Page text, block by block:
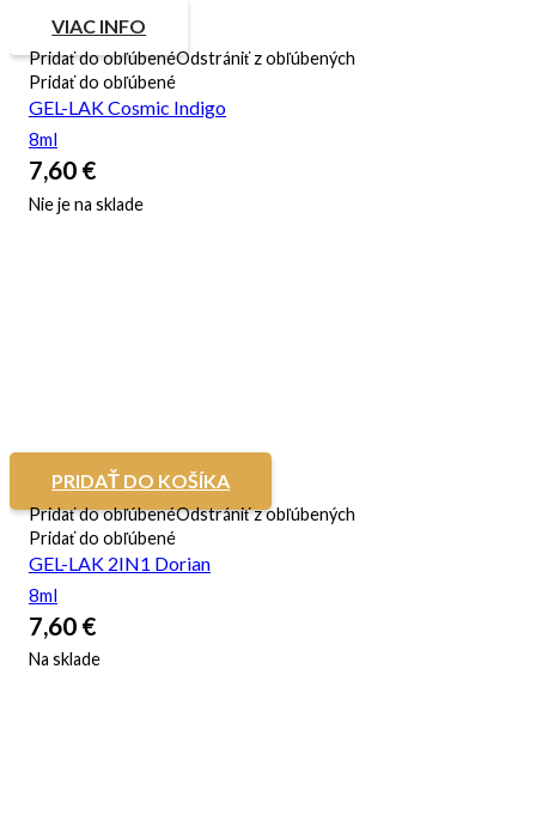
VIAC INFO
Pridať do obľúbenéOdstrániť z obľúbených
Pridať do obľúbené
GEL-LAK Cosmic Indigo
8ml
7,60 €
Nie je na sklade
PRIDAŤ DO KOŠÍKA
Pridať do obľúbenéOdstrániť z obľúbených
Pridať do obľúbené
GEL-LAK 2IN1 Dorian
8ml
7,60 €
Na sklade